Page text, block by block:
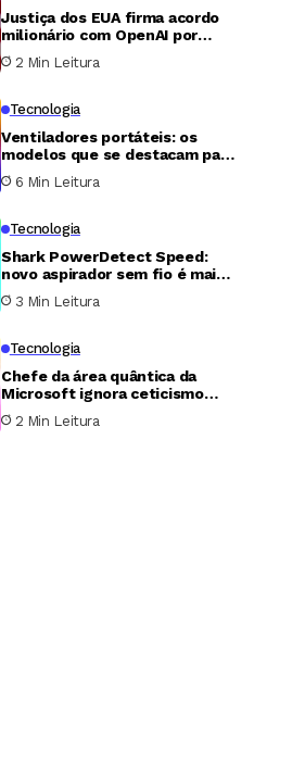
Justiça dos EUA firma acordo
milionário com OpenAI por
práticas de contratação de
imigrantes
2 Min Leitura
Tecnologia
Ventiladores portáteis: os
modelos que se destacam para
enfrentar o calor
6 Min Leitura
Tecnologia
Shark PowerDetect Speed:
novo aspirador sem fio é mais
leve, barato e poderoso
3 Min Leitura
Tecnologia
Chefe da área quântica da
Microsoft ignora ceticismo
científico e defende avanço
tecnológico
2 Min Leitura